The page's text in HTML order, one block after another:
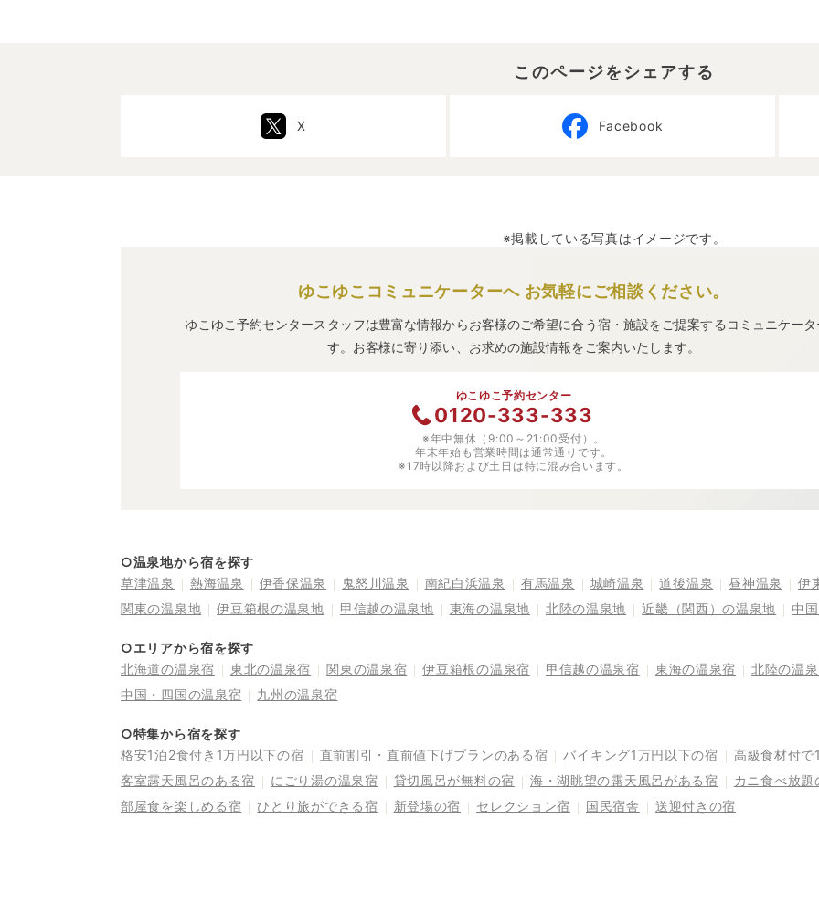
このページをシェアする
X Facebook
※掲載している写真はイメージです。
ゆこゆこコミュニケーターへ お気軽にご相談ください。
ゆこゆこ予約センタースタッフは豊富な情報からお客様のご希望に合う宿・施設をご提案するコミュニケー
す。お客様に寄り添い、お求めの施設情報をご案内いたします。
ゆこゆこ予約センター
0120-333-333
※年中無休（9:00～21:00受付）。
年末年始も営業時間は通常通りです。
※17時以降および土日は特に混み合います。
○温泉地から宿を探す
草津温泉
熱海温泉 伊香保温泉 鬼怒川温泉 南紀白浜温泉 有馬温泉 城崎温泉 道後温泉 昼神温泉
伊
関東の温泉地
伊豆箱根の温泉地 甲信越の温泉地 東海の温泉地 北陸の温泉地 近畿（関西）の温泉地 中
○エリアから宿を探す
北海道の温泉宿
東北の温泉宿 関東の温泉宿 伊豆箱根の温泉宿 甲信越の温泉宿 東海の温泉宿
北陸の温
中国・四国の温泉宿
九州の温泉宿
○特集から宿を探す
格安1泊2食付き1万円以下の宿
直前割引・直前値下げプランのある宿 バイキング1万円以下の宿
高級食材付で
客室露天風呂のある宿
にごり湯の温泉宿 貸切風呂が無料の宿 海・湖眺望の露天風呂がある宿
カニ食べ放題
部屋食を楽しめる宿
ひとり旅ができる宿 新登場の宿 セレクション宿 国民宿舎 送迎付きの宿